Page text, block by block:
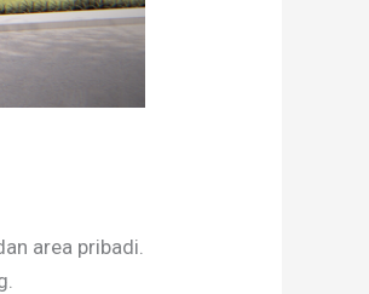
area pribadi.